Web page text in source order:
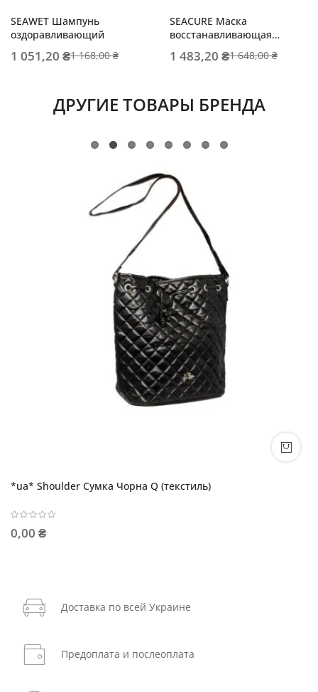
SEAWET Шампунь
оздоравливающий
1 051,20 ₴1 168,00 ₴
SEACURE Маска
восстанавливающая
1 483,20 ₴1 648,00 ₴
ДРУГИЕ ТОВАРЫ БРЕНДА
*ua* Shoulder Сумка Чорна Q (текстиль)
0,00 ₴
Доставка по всей Украине
Предоплата и послеоплата